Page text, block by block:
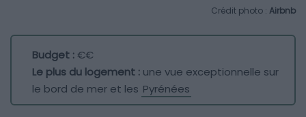
Crédit photo : Airbnb
Budget :€€
Le plus du logement : une vue exceptionnelle sur
le bord de mer et les Pyrénées